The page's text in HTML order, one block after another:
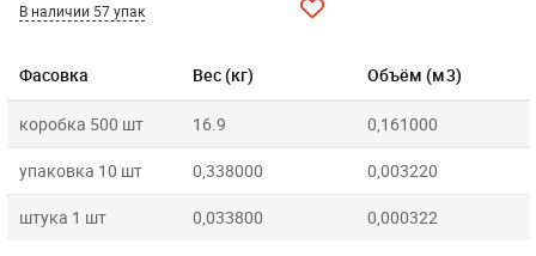
Фасовка Вес (кг) Объём (м3)
коробка 500 шт 16.9 0,161000
упаковка 10 шт 0,338000 0,003220
штука 1 шт 0,033800 0,000322
В наличии 57 упак